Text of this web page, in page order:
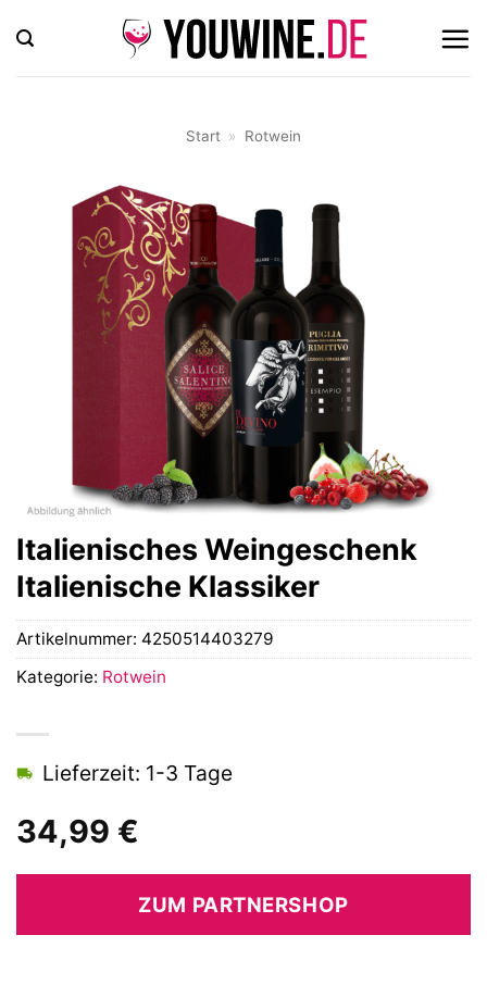
Inhalt
springen
Start » Rotwein
Italienisches Weingeschenk
Italienische Klassiker
34,99 €
Lieferzeit: 1-3 Tage
ZUM PARTNERSHOP
Artikelnummer: 4250514403279
Kategorie: Rotwein